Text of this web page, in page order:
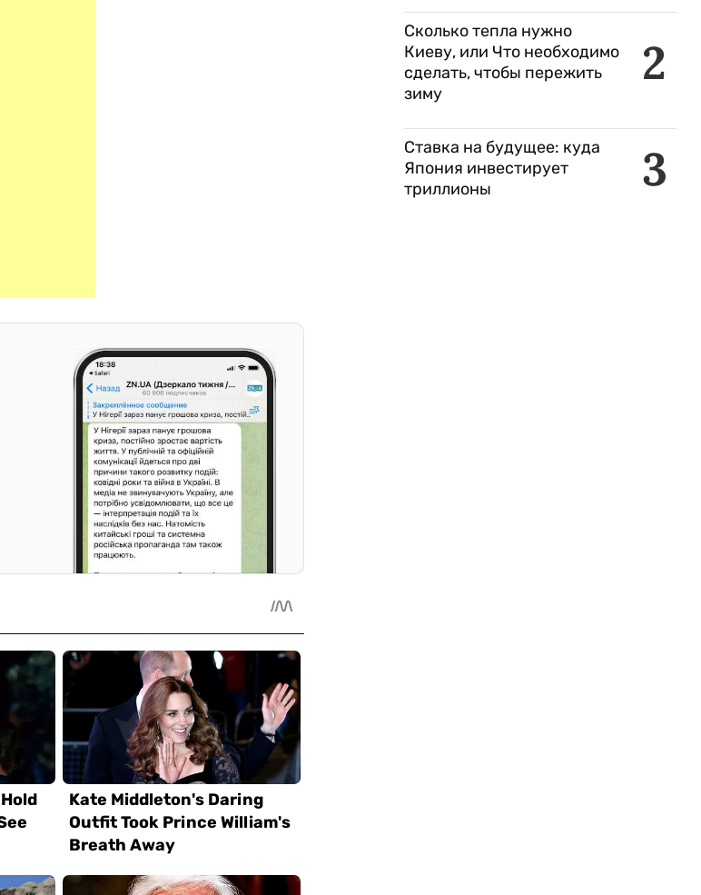
2
Сколько тепла нужно
Киеву, или Что необходимо
сделать, чтобы пережить
зиму
3
Ставка на будущее: куда
Япония инвестирует
триллионы